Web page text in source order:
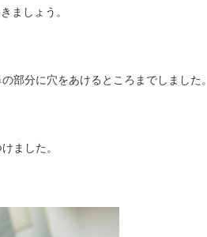
ましょう。
部分に穴をあけるところまでしました。
ました。